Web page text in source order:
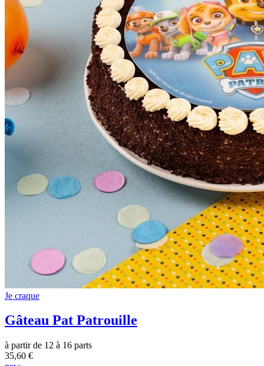
Je craque
Gâteau Pat Patrouille
à partir de 12 à 16 parts
35,60 €